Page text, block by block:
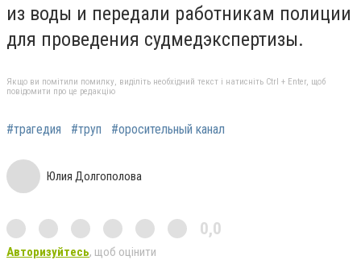
из воды и передали работникам полиции
для проведения судмедэкспертизы.
Якщо ви помітили помилку, виділіть необхідний текст і натисніть Ctrl + Enter, щоб
повідомити про це редакцію
#трагедия #труп #оросительный канал
Юлия Долгополова
0,0
Авторизуйтесь, щоб оцінити